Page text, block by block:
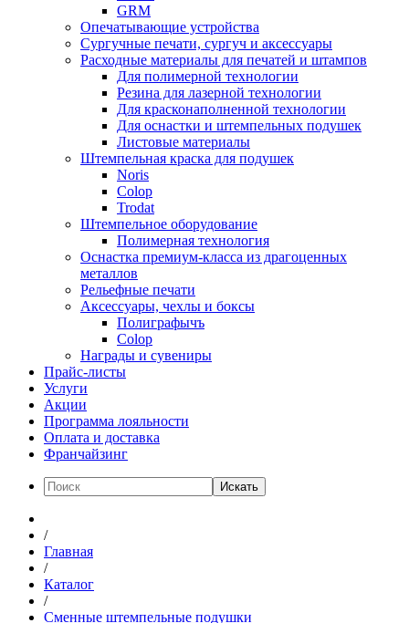
GRM
Опечатывающие устройства
Сургучные печати, сургуч и аксессуары
Расходные материалы для печатей и штампов
Для полимерной технологии
Резина для лазерной технологии
Для красконаполненной технологии
Для оснастки и штемпельных подушек
Листовые материалы
Штемпельная краска для подушек
Noris
Colop
Trodat
Штемпельное оборудование
Полимерная технология
Оснастка премиум-класса из драгоценных
металлов
Рельефные печати
Аксессуары, чехлы и боксы
Полиграфычъ
Colop
Награды и сувениры
Прайс-листы
Услуги
Акции
Программа лояльности
Оплата и доставка
Франчайзинг
Искать
/
Главная
/
Каталог
/
Сменные штемпельные подушки